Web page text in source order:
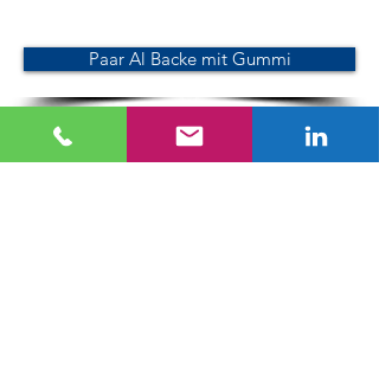
Paar Al Backe mit Gummi
Quergriffstiftschlüssel